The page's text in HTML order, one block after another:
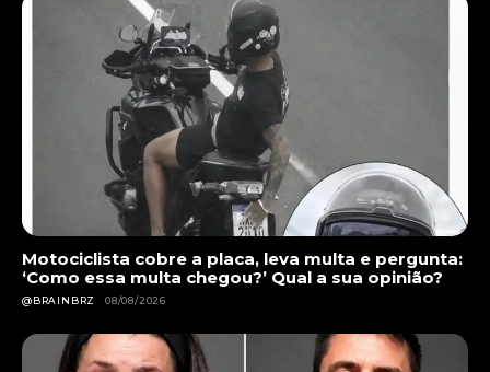
Motociclista cobre a placa, leva multa e pergunta:
‘Como essa multa chegou?’ Qual a sua opinião?
@BRAINBRZ 08/08/2026